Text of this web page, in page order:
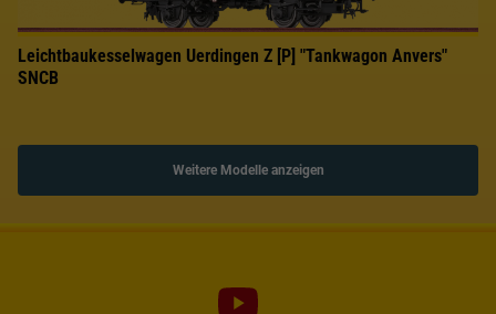
Leichtbaukesselwagen Uerdingen Z [P] "Tankwagon Anvers"
SNCB
Weitere Modelle anzeigen